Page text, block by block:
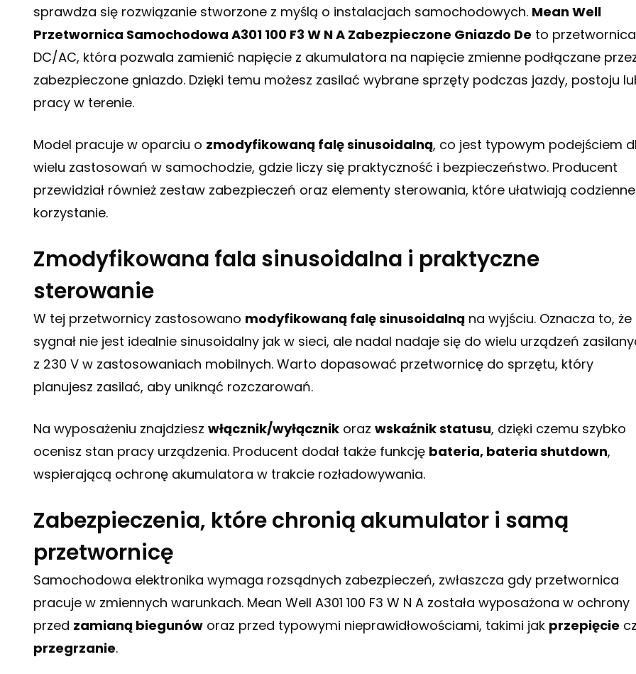
sprawdza się rozwiązanie stworzone z myślą o instalacjach samochodowych. Mean Well
Przetwornica Samochodowa A301 100 F3 W N A Zabezpieczone Gniazdo De to przetwornica
DC/AC, która pozwala zamienić napięcie z akumulatora na napięcie zmienne podłączane
zabezpieczone gniazdo. Dzięki temu możesz zasilać wybrane sprzęty podczas jazdy, postoju
pracy w terenie.
Model pracuje w oparciu o zmodyfikowaną falę sinusoidalną, co jest typowym podejściem
wielu zastosowań w samochodzie, gdzie liczy się praktyczność i bezpieczeństwo. Producent
przewidział również zestaw zabezpieczeń oraz elementy sterowania, które ułatwiają codzienne
korzystanie.
Zmodyfikowana fala sinusoidalna i praktyczne
sterowanie
W tej przetwornicy zastosowano modyfikowaną falę sinusoidalną na wyjściu. Oznacza to, że
sygnał nie jest idealnie sinusoidalny jak w sieci, ale nadal nadaje się do wielu urządzeń
z 230 V w zastosowaniach mobilnych. Warto dopasować przetwornicę do sprzętu, który
planujesz zasilać, aby uniknąć rozczarowań.
Na wyposażeniu znajdziesz włącznik/wyłącznik oraz wskaźnik statusu, dzięki czemu szybko
ocenisz stan pracy urządzenia. Producent dodał także funkcję bateria, bateria shutdown,
wspierającą ochronę akumulatora w trakcie rozładowywania.
Zabezpieczenia, które chronią akumulator i samą
przetwornicę
Samochodowa elektronika wymaga rozsądnych zabezpieczeń, zwłaszcza gdy przetwornica
pracuje w zmiennych warunkach. Mean Well A301 100 F3 W N A została wyposażona w ochrony
przed zamianą biegunów oraz przed typowymi nieprawidłowościami, takimi jak przepięcie
przegrzanie.